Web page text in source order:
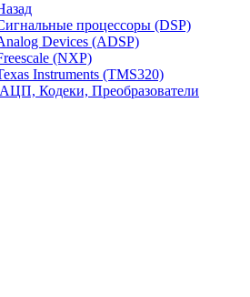
процессоры (DSP)
Devices (ADSP)
(NXP)
Instruments (TMS320)
Кодеки, Преобразователи